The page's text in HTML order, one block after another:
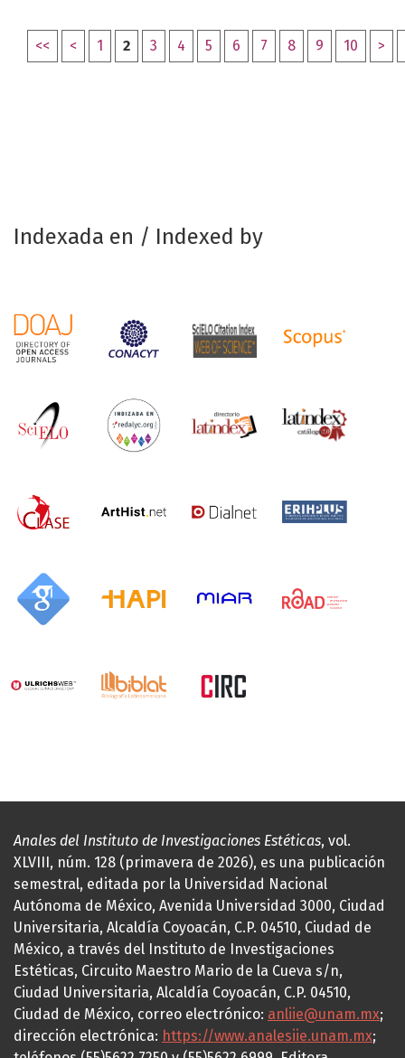
<< < 1 2 3 4 5 6 7 8 9 10 >
Indexada en / Indexed by
Anales del Instituto de Investigaciones Estéticas, vol.
XLVIII, núm. 128 (primavera de 2026), es una publicación
semestral, editada por la Universidad Nacional
Autónoma de México, Avenida Universidad 3000, Ciudad
Universitaria, Alcaldía Coyoacán, C.P. 04510, Ciudad de
México, a través del Instituto de Investigaciones
Estéticas, Circuito Maestro Mario de la Cueva s/n,
Ciudad Universitaria, Alcaldía Coyoacán, C.P. 04510,
Ciudad de México, correo electrónico: anliie@unam.mx;
dirección electrónica: https://www.analesiie.unam.mx;